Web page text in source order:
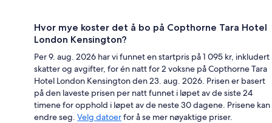
Hvor mye koster det å bo på Copthorne Tara Hotel
London Kensington?
Per 9. aug. 2026 har vi funnet en startpris på 1 095 kr, inkludert
skatter og avgifter, for én natt for 2 voksne på Copthorne Tara
Hotel London Kensington den 23. aug. 2026. Prisen er basert
på den laveste prisen per natt funnet i løpet av de siste 24
timene for opphold i løpet av de neste 30 dagene. Prisene kan
endre seg. Velg datoerfor å se mer nøyaktige priser.